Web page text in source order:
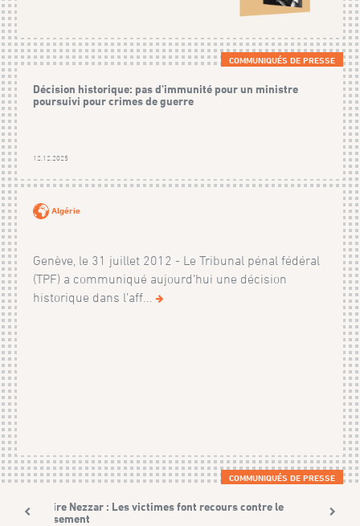
COMMUNIQUÉS DE PRESSE
Décision historique: pas d’immunité pour un ministre
poursuivi pour crimes de guerre
12.12.2025
Algérie
Genève, le 31 juillet 2012 - Le Tribunal pénal fédéral
(TPF) a communiqué aujourd’hui une décision
historique dans l’aff...
COMMUNIQUÉS DE PRESSE
Affaire Nezzar : Les victimes font recours contre le
classement